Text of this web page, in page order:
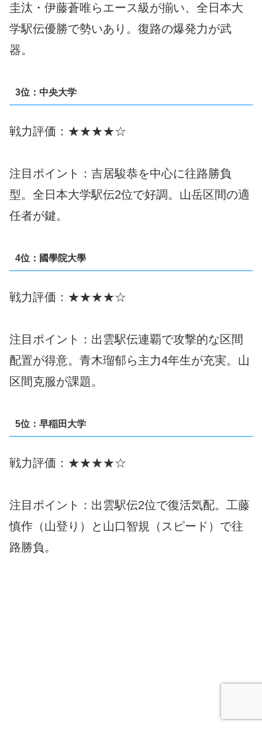
圭汰・伊藤蒼唯らエース級が揃い、全日本大
学駅伝優勝で勢いあり。復路の爆発力が武
器。
3位：中央大学
戦力評価：★★★★☆
注目ポイント：吉居駿恭を中心に往路勝負
型。全日本大学駅伝2位で好調。山岳区間の適
任者が鍵。
4位：國學院大學
戦力評価：★★★★☆
注目ポイント：出雲駅伝連覇で攻撃的な区間
配置が得意。青木瑠郁ら主力4年生が充実。山
区間克服が課題。
5位：早稲田大学
戦力評価：★★★★☆
注目ポイント：出雲駅伝2位で復活気配。工藤
慎作（山登り）と山口智規（スピード）で往
路勝負。